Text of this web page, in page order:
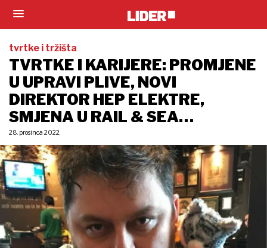
tvrtke i tržišta
TVRTKE I KARIJERE: PROMJENE
U UPRAVI PLIVE, NOVI
DIREKTOR HEP ELEKTRE,
SMJENA U RAIL & SEA…
28. prosinca 2022.